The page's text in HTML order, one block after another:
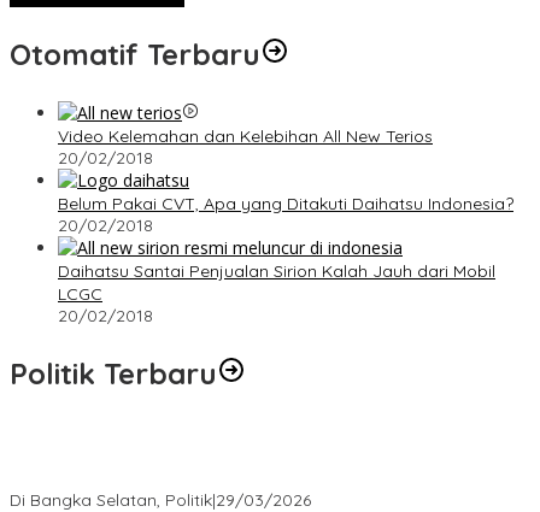
Otomatif Terbaru
Video Kelemahan dan Kelebihan All New Terios
20/02/2018
Belum Pakai CVT, Apa yang Ditakuti Daihatsu Indonesia?
20/02/2018
Daihatsu Santai Penjualan Sirion Kalah Jauh dari Mobil
LCGC
20/02/2018
Politik Terbaru
Di Bangka Selatan, Politik|29/03/2026